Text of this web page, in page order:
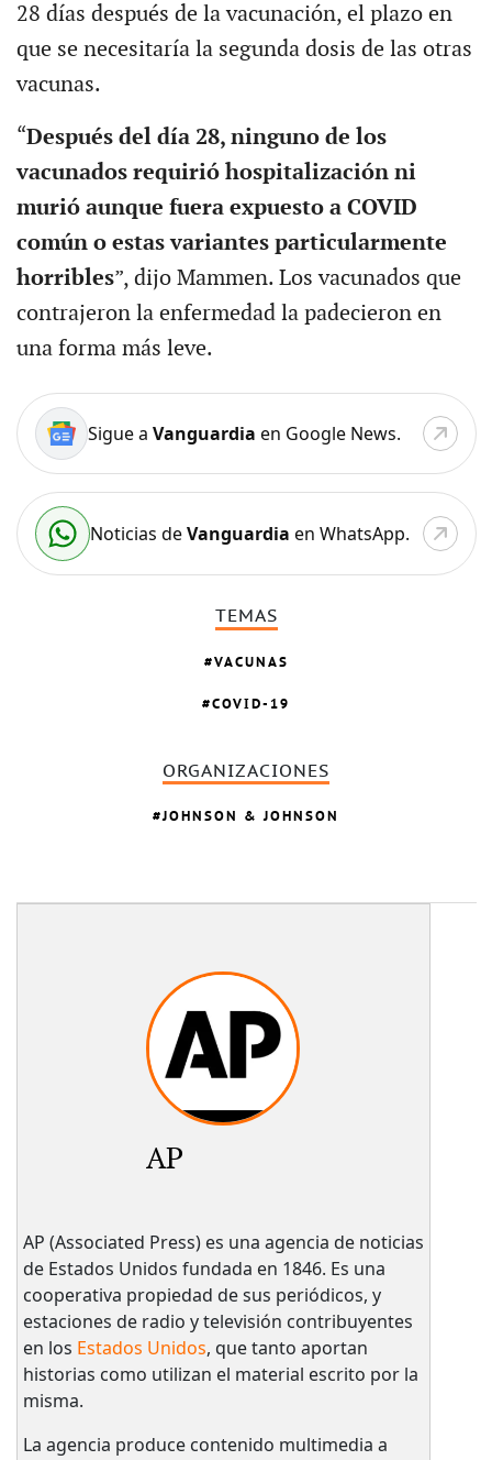
28 días después de la vacunación, el plazo en
que se necesitaría la segunda dosis de las otras
vacunas.
“Después del día 28, ninguno de los
vacunados requirió hospitalización ni
murió aunque fuera expuesto a COVID
común o estas variantes particularmente
horribles”, dijo Mammen. Los vacunados que
contrajeron la enfermedad la padecieron en
una forma más leve.
Sigue a Vanguardia en Google News.
Noticias deVanguardia en WhatsApp.
TEMAS
VACUNAS
COVID-19
ORGANIZACIONES
JOHNSON & JOHNSON
AP
AP (Associated Press) es una agencia de noticias
de Estados Unidos fundada en 1846. Es una
cooperativa propiedad de sus periódicos, y
estaciones de radio y televisión contribuyentes
en los Estados Unidos, que tanto aportan
historias como utilizan el material escrito por la
misma.
La agencia produce contenido multimedia a